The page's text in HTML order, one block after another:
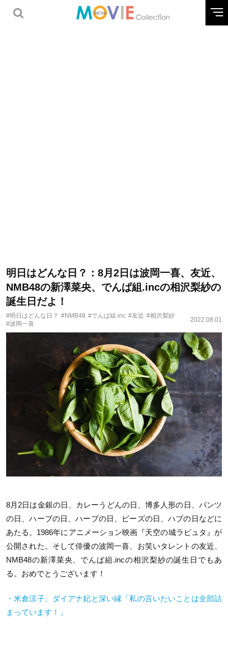
明日はどんな日？：8月2日は波岡一喜、友近、
NMB48の新澤菜央、でんぱ組.incの相沢梨紗の
誕生日だよ！
#明日はどんな日？ #NMB48 #でんぱ組.inc #友近 #相沢梨紗
#波岡一喜
2022.08.01
8月2日は金銀の日、カレーうどんの日、博多人形の日、パンツ
の日、ハーブの日、ハープの日、ビーズの日、ハブの日などに
あたる。1986年にアニメーション映画『天空の城ラピュタ』が
公開された。そして俳優の波岡一喜、お笑いタレントの友近、
NMB48の新澤菜央、でんぱ組.incの相沢梨紗の誕生日でもあ
る。おめでとうございます！
・米倉涼子、ダイアナ妃と深い縁「私の言いたいことは全部詰
まっています！」